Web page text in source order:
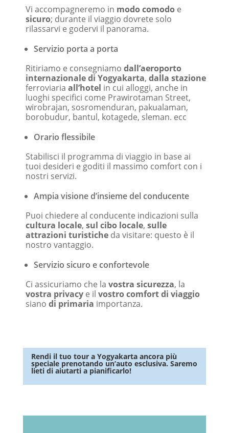
Vi accompagneremo in modo comodoe
sicuro; durante il viaggio dovrete solo
rilassarvi e godervi il panorama.
Servizio porta a porta
Ritiriamo e consegniamo dall’aeroporto
internazionale di Yogyakarta, dalla stazione
ferroviaria all’hotel in cui alloggi, anche in
luoghi specifici come Prawirotaman Street,
wirobrajan, sosromenduran, pakualaman,
borobudur, bantul, kotagede, sleman. ecc
Orario flessibile
Stabilisci il programma di viaggio in base ai
tuoi desideri e goditi il ​​massimo comfort con i
nostri servizi.
Ampia visione d’insieme del conducente
Puoi chiedere al conducente indicazioni sulla
cultura locale, sul cibo locale, sulle
attrazioni turisticheda visitare: questo è il
nostro vantaggio.
Servizio sicuro e confortevole
Ci assicuriamo che la vostra sicurezza, la
vostra privacye il vostro comfort di viaggio
siano di primaria importanza.
Rendi il tuo tour a Yogyakarta ancora più
speciale prenotando un’auto esclusiva. Saremo
lieti di aiutarti a pianificarlo!